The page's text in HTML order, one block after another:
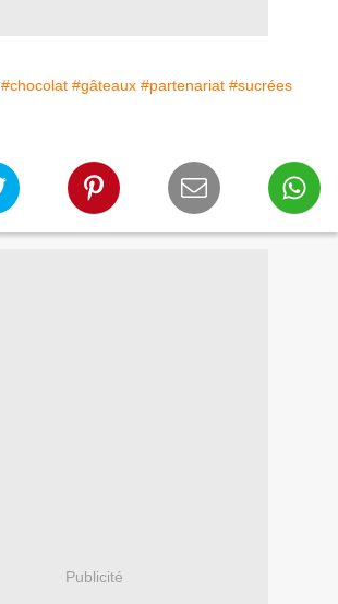
#chocolat #gâteaux #partenariat #sucrées
Publicité